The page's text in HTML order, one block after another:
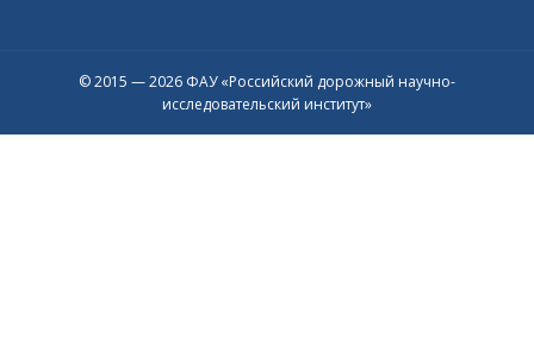
© 2015 — 2026 ФАУ «Российский дорожный научно-
исследовательский институт»